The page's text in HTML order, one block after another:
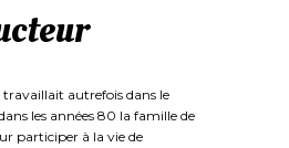
autrefois dans le
les années 80 la famille de
participer à la vie de